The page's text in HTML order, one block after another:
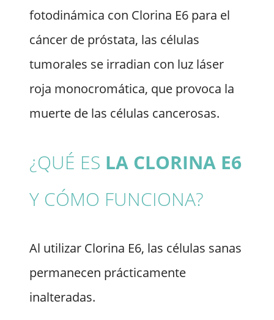
fotodinámica con Clorina E6 para el
cáncer de próstata, las células
tumorales se irradian con luz láser
roja monocromática, que provoca la
muerte de las células cancerosas.
¿QUÉ ES LA CLORINA E6
Y CÓMO FUNCIONA?
Al utilizar Clorina E6, las células sanas
permanecen prácticamente
inalteradas.